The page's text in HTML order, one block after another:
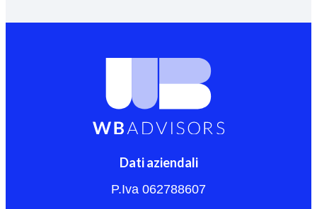
Dati aziendali
P.Iva 062788607